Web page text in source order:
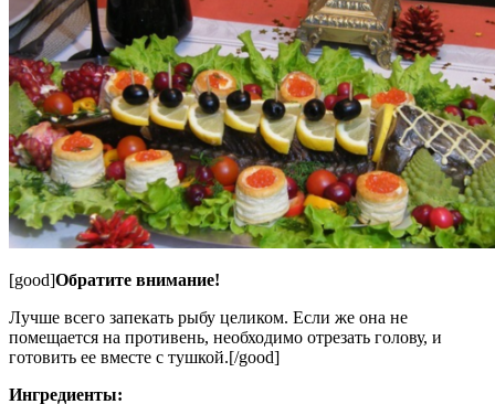
[good]Обратите внимание!
Лучше всего запекать рыбу целиком. Если же она не
помещается на противень, необходимо отрезать голову, и
готовить ее вместе с тушкой.[/good]
Ингредиенты: